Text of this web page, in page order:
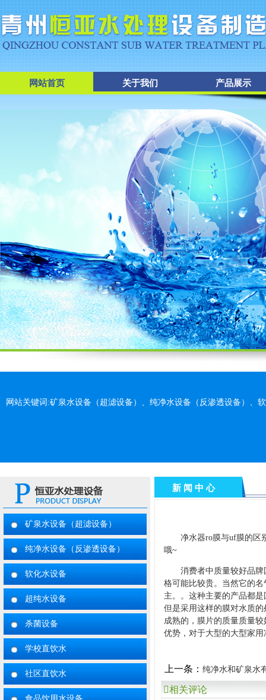
网站首页 关于我们 产品展示
网站关键词:矿泉水设备（超滤设备）、纯净水设备（反渗透设备）、
矿泉水设备（超滤设备）
纯净水设备（反渗透设备）
软化水设备
超纯水设备
杀菌设备
学校直饮水
社区直饮水
新 闻 中 心
净水器ro膜与uf膜的区
哦~
消费者中质量较好品
格可能比较贵。当然它的
主。。这种主要的产品都
但是采用这样的膜对水质
成熟的，膜片的质量质量
优势，对于大型的大型家
上一条： 纯净水和矿泉水
相关评论